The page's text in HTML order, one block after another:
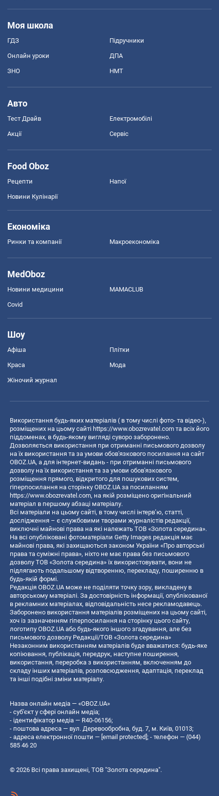
Моя школа
ГДЗ Підручники
Онлайн уроки ДПА
ЗНО НМТ
Авто
Тест Драйв Електромобілі
Акції Сервіс
Food Oboz
Рецепти Напої
Новини Кулінарії
Економіка
Ринки та компанії Макроекономіка
MedOboz
Новини медицини MAMACLUB
Covid
Шоу
Афіша Плітки
Краса Мода
Жіночий журнал
Використання будь-яких матеріалів ( в тому числі фото- та відео-),
розміщених на цьому сайті https://www.obozrevatel.com та всіх його
піддоменах, в будь-якому вигляді суворо заборонено.
Дозволяється використання при отриманні письмового дозволу
на їх використання та за умови обов'язкового посилання на сайт
OBOZ.UA, а для інтернет-видань - при отриманні письмового
дозволу на їх використання та за умови обов'язкового
розміщення прямого, відкритого для пошукових систем,
гіперпосилання на сторінку OBOZ.UA за посиланням
https://www.obozrevatel.com, на якій розміщено оригінальний
матеріал в першому абзаці матеріалу.
Всі матеріали на цьому сайті, в тому числі інтерв’ю, статті,
дослідження – є службовими творами журналістів редакції,
виключні майнові права на які належать ТОВ «Золота середина».
На всі опубліковані фотоматеріали Getty Images редакція має
майнові права, які захищаються законом України «Про авторські
права та суміжні права», ніхто не має права без письмового
дозволу ТОВ «Золота середина» їх використовувати, вони не
підлягають подальшому відтворенню, перекладу, поширенню в
будь-якій формі.
Редакція OBOZ.UA може не поділяти точку зору, викладену в
авторському матеріалі. За достовірність інформації, опублікованої
в рекламних матеріалах, відповідальність несе рекламодавець.
Заборонено використання матеріалів розміщених на цьому сайті,
хоч із зазначенням гіперпосилання на сторінку цього сайту,
логотипу OBOZ.UA або будь-якого іншого згадування, але без
письмового дозволу Редакції/ТОВ «Золота середина»
Незаконним використанням матеріалів буде вважатися: будь-яке
копiювання, публiкацiя, передрук, наступне поширення,
використання, переробка з використанням, включенням до
складу інших матеріалів, розповсюдження, адаптація, переклад
та інші подібні зміни матеріалу.
Назва онлайн медіа — «OBOZ.UA»
- суб'єкт у сфері онлайн медіа;
- ідентифікатор медіа — R40-06156;
- поштова адреса — вул. Деревообробна, буд. 7, м. Київ, 01013;
- адреса електронної пошти — [email protected] ; - телефон — (044)
585 46 20
© 2026 Всі права захищені, ТОВ "Золота середина".